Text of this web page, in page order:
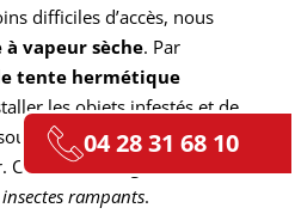
difficiles d’accès, nous
à vapeur sèche. Par
tente hermétique
les objets infestés et de
haute température, sans
technologie s’avère
insectes rampants.
04 28 31 68 10